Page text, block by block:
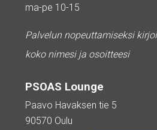
ma-pe 10-15
Palvelun nopeuttamiseksi
koko nimesi ja osoitteesi
PSOAS Lounge
Paavo Havaksen tie 5
90570 Oulu